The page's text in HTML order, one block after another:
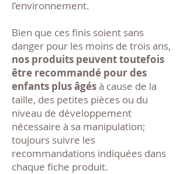
l’environnement.
Bien que ces finis soient sans
danger pour les moins de trois ans,
nos produits peuvent toutefois
être recommandé pour des
enfants plus âgésà cause de la
taille, des petites pièces ou du
niveau de développement
nécessaire à sa manipulation;
toujours suivre les
recommandations indiquées dans
chaque fiche produit.